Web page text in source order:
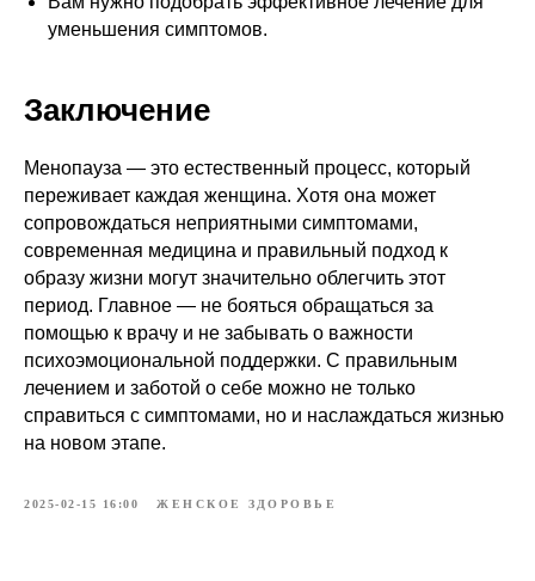
уменьшения симптомов.
Заключение
Менопауза — это естественный процесс, который
переживает каждая женщина. Хотя она может
сопровождаться неприятными симптомами,
современная медицина и правильный подход к
образу жизни могут значительно облегчить этот
период. Главное — не бояться обращаться за
помощью к врачу и не забывать о важности
психоэмоциональной поддержки. С правильным
лечением и заботой о себе можно не только
справиться с симптомами, но и наслаждаться жизнью
на новом этапе.
2025-02-15 16:00 ЖЕНСКОЕ ЗДОРОВЬЕ